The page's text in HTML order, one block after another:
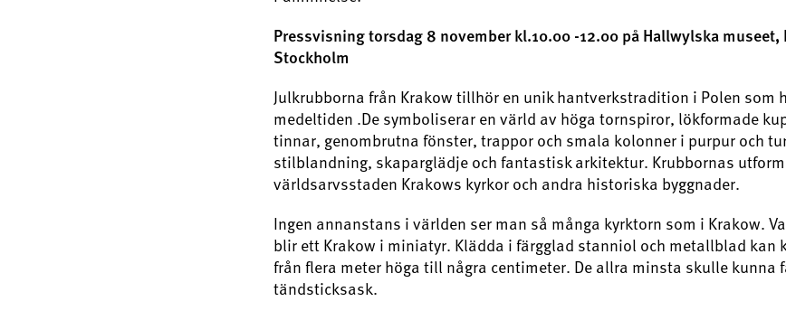
Pressvisning torsdag 8 november kl.10.00 -12.00 på Hallwylska museet,
Stockholm
Julkrubborna från Krakow tillhör en unik hantverkstradition i Polen som
medeltiden .De symboliserar en värld av höga tornspiror, lökformade
tinnar, genombrutna fönster, trappor och smala kolonner i purpur och
stilblandning, skaparglädje och fantastisk arkitektur. Krubbornas
världsarvsstaden Krakows kyrkor och andra historiska byggnader.
Ingen annanstans i världen ser man så många kyrktorn som i Krakow.
blir ett Krakow i miniatyr. Klädda i färgglad stanniol och metallblad kan
från flera meter höga till några centimeter. De allra minsta skulle kunna
tändsticksask.